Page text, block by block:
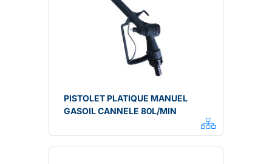
PISTOLET PLATIQUE MANUEL
GASOIL CANNELE 80L/MIN